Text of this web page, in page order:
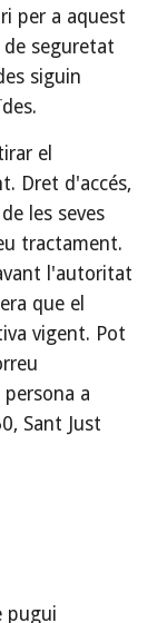
per a aquest
seguretat
siguin
el
Dret d'accés,
les seves
tractament.
l'autoritat
que el
vigent. Pot
a
Sant Just
pugui